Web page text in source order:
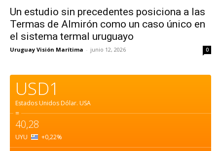
Un estudio sin precedentes posiciona a las
Termas de Almirón como un caso único en
el sistema termal uruguayo
Uruguay Visión Marítima - junio 12, 2026 0
USD1
Estados Unidos Dólar. USA
=
40,28
UYU +0,22%